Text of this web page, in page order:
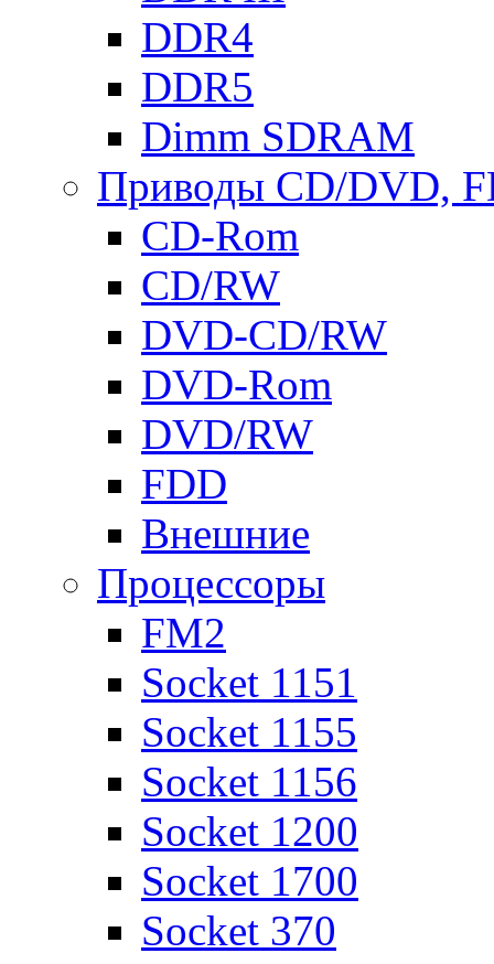
DDR4
DDR5
Dimm SDRAM
Приводы СD/DVD,
CD-Rom
CD/RW
DVD-CD/RW
DVD-Rom
DVD/RW
FDD
Внешние
Процессоры
FM2
Socket 1151
Socket 1155
Socket 1156
Socket 1200
Socket 1700
Socket 370